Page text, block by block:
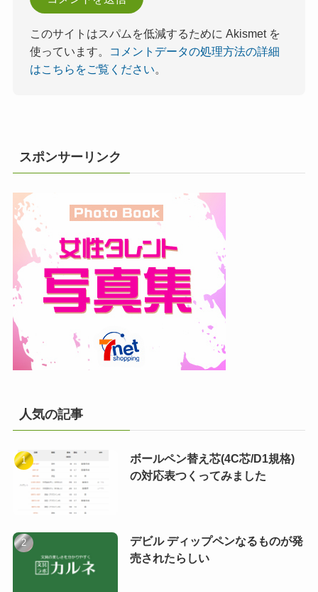
このサイトはスパムを低減するために Akismet を
使っています。
コメントデータの処理方法の詳細
はこちらをご覧ください。
スポンサーリンク
人気の記事
ボールペン替え芯(4C芯/D1規格)
の対応表つくってみました
デビル ディップペンなるものが発
売されたらしい